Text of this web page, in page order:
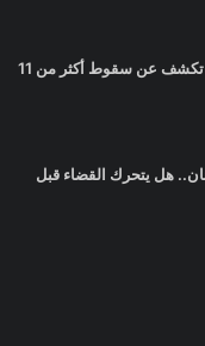
مجزرة في الجنوب: مصادر تكشف عن سقوط أكثر من 11
هل يتحرك القضاء قبل